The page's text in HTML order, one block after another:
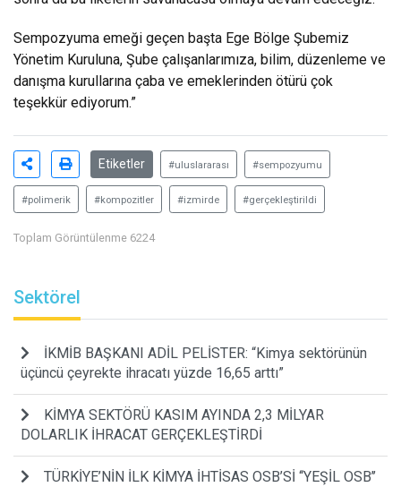
Sempozyuma emeği geçen başta Ege Bölge Şubemiz
Yönetim Kuruluna, Şube çalışanlarımıza, bilim, düzenleme ve
danışma kurullarına çaba ve emeklerinden ötürü çok
teşekkür ediyorum.”
Etiketler #uluslararası #sempozyumu
#polimerik #kompozitler #izmirde #gerçekleştirildi
Toplam Görüntülenme 6224
Sektörel
İKMİB BAŞKANI ADİL PELİSTER: “Kimya sektörünün
üçüncü çeyrekte ihracatı yüzde 16,65 arttı”
KİMYA SEKTÖRÜ KASIM AYINDA 2,3 MİLYAR
DOLARLIK İHRACAT GERÇEKLEŞTİRDİ
TÜRKİYE’NİN İLK KİMYA İHTİSAS OSB’Sİ ‘‘YEŞİL OSB’’